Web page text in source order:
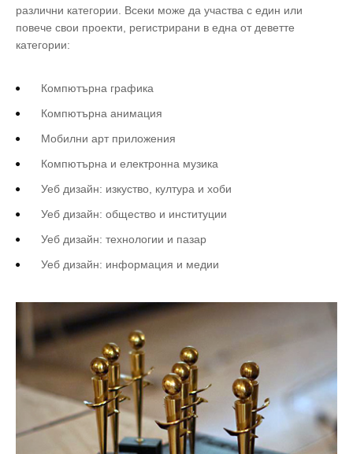
различни категории. Всеки може да участва с един или
повече свои проекти, регистрирани в една от деветте
категории:
Компютърна графика
Компютърна анимация
Мобилни арт приложения
Компютърна и електронна музика
Уеб дизайн: изкуство, култура и хоби
Уеб дизайн: общество и институции
Уеб дизайн: технологии и пазар
Уеб дизайн: информация и медии